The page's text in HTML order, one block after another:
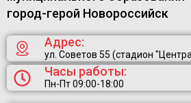
город-герой Новороссийск
Адрес:
ул. Советов 55 (стадион
Часы работы:
Пн-Пт 09:00-18:00